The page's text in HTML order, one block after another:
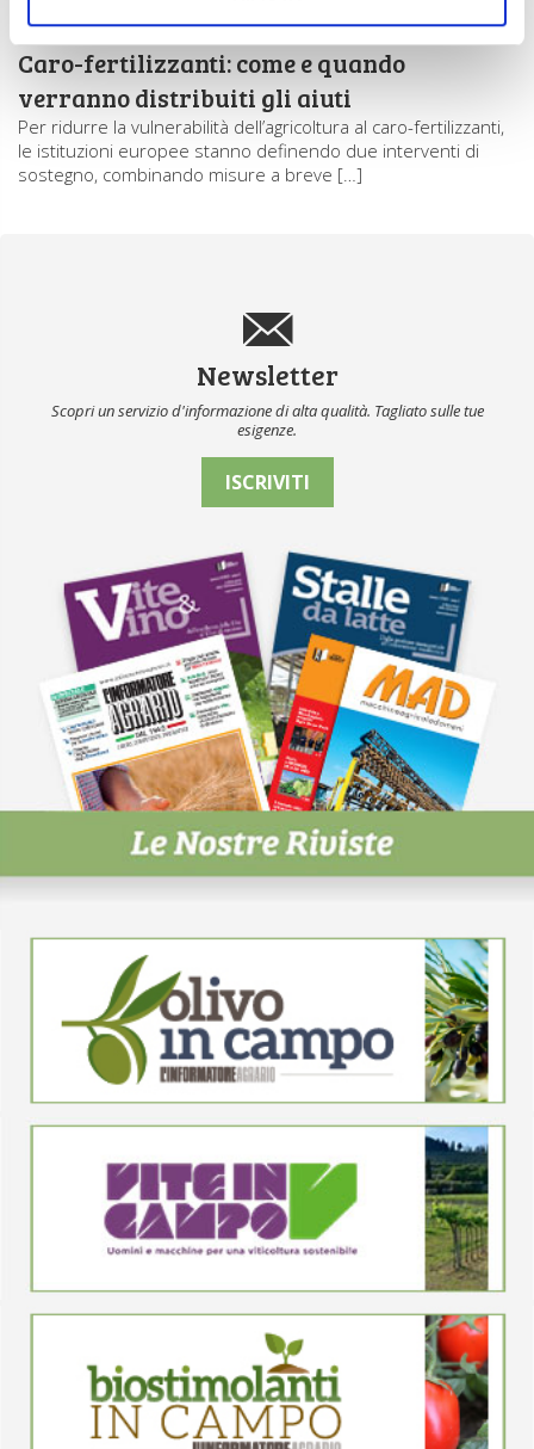
15 Luglio 2026
Caro-fertilizzanti: come e quando
verranno distribuiti gli aiuti
Per ridurre la vulnerabilità dell’agricoltura al caro-fertilizzanti,
le istituzioni europee stanno definendo due interventi di
sostegno, combinando misure a breve […]
Newsletter
Scopri un servizio d'informazione di alta qualità. Tagliato sulle tue
esigenze.
ISCRIVITI